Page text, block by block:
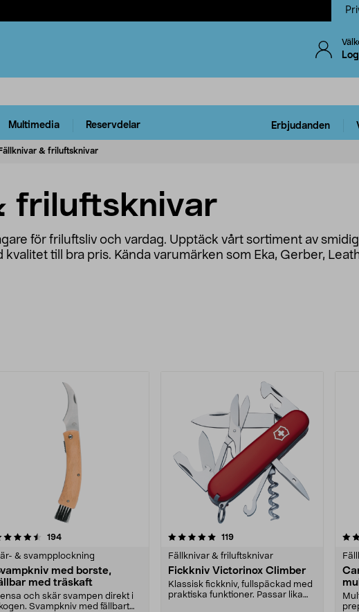
Multimedia Reservdelar Erbjudanden
Fällknivar & friluftsknivar
friluftsknivar
för friluftsliv och vardag. Upptäck vårt sortiment av
till bra pris. Kända varumärken som Eka, Gerber,
194recensioner
& svampplockning
med borste,
med träskaft
och skär svampen direkt i
Svampkniv med fällbart
5.0 av 5 stjärnor 119recensioner
Fällknivar & friluftsknivar
Fickkniv Victorinox Climber
Klassisk fickkniv, fullspäckad med
praktiska funktioner. Passar lika
4.5 av 5 stjärnor